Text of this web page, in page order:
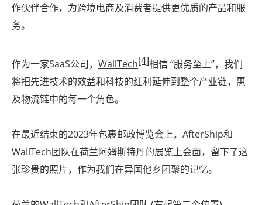
作伙伴合作，为跨境电商及消费者提供更优质的产品和服
务。
作为一家SaaS公司， WallTech[4]相信 “服务至上”，我们
将把先进技术的效益和科技的红利延伸到整个产业链，惠
及物流链中的每一个角色。
在最近结束的2023年包裹邮政博览会上，AfterShip和
WallTech团队在荷兰阿姆斯特丹的展览上会面，留下了这
张珍贵的照片，作为我们在异国他乡团聚的记忆。